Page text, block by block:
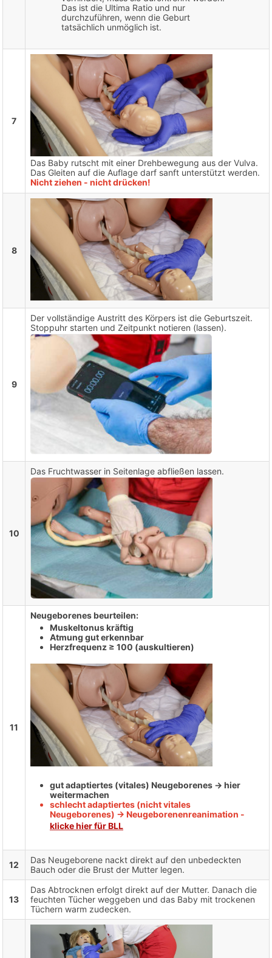
Das ist die Ultima Ratio und nur
durchzuführen, wenn die Geburt
tatsächlich unmöglich ist.
7
Das Baby rutscht mit einer Drehbewegung aus der Vulva.
Das Gleiten auf die Auflage darf sanft unterstützt werden.
Nicht ziehen - nicht drücken!
8
9
Der vollständige Austritt des Körpers ist die Geburtszeit.
Stoppuhr starten und Zeitpunkt notieren (lassen).
10
Das Fruchtwasser in Seitenlage abfließen lassen.
11
Neugeborenes beurteilen:
Muskeltonus kräftig
Atmung gut erkennbar
Herzfrequenz ≥ 100 (auskultieren)
gut adaptiertes (vitales) Neugeborenes -> hier
weitermachen
schlecht adaptiertes (nicht vitales
Neugeborenes) -> Neugeborenenreanimation -
klicke hier für BLL
12
Das Neugeborene nackt direkt auf den unbedeckten
Bauch oder die Brust der Mutter legen.
13
Das Abtrocknen erfolgt direkt auf der Mutter. Danach die
feuchten Tücher weggeben und das Baby mit trockenen
Tüchern warm zudecken.